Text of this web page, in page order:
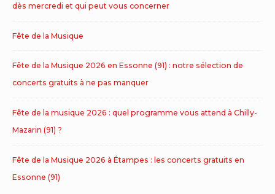
dès mercredi et qui peut vous concerner
Fête de la Musique
Fête de la Musique 2026 en Essonne (91) : notre sélection de
concerts gratuits à ne pas manquer
Fête de la musique 2026 : quel programme vous attend à Chilly-
Mazarin (91) ?
Fête de la Musique 2026 à Étampes : les concerts gratuits en
Essonne (91)